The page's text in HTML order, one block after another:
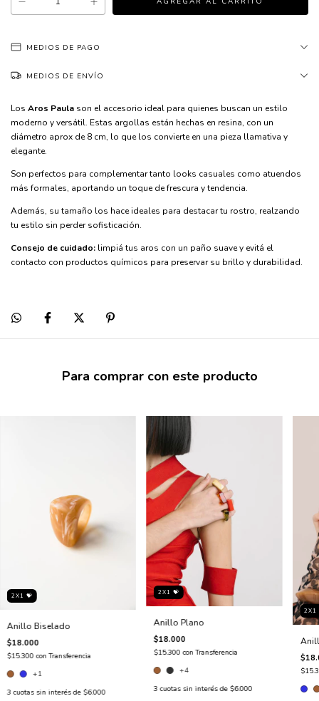
MEDIOS DE PAGO
MEDIOS DE ENVÍO
Los Aros Paula son el accesorio ideal para quienes buscan un estilo
moderno y versátil. Estas argollas están hechas en resina, con un
diámetro aprox de 8 cm, lo que los convierte en una pieza llamativa y
elegante.
Son perfectos para complementar tanto looks casuales como atuendos
más formales, aportando un toque de frescura y tendencia.
Además, su tamaño los hace ideales para destacar tu rostro, realzando
tu estilo sin perder sofisticación.
Consejo de cuidado: limpiá tus aros con un paño suave y evitá el
contacto con productos químicos para preservar su brillo y durabilidad.
Para comprar con este producto
2X1 💝
Anillo Biselado
$18.000
$15.300con Transferencia
+1
3 cuotas sin interés de $6.000
2X1 💝
Anillo Plano
$18.000
$15.300con Transferencia
+4
3 cuotas sin interés de $6.000
2X1